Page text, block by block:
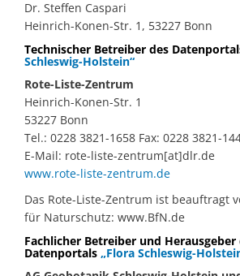
Dr. Steffen Caspari
Heinrich-Konen-Str. 1, 53227 Bonn
Technischer Betreiber des
Schleswig-Holstein“
Rote-Liste-Zentrum
Heinrich-Konen-Str. 1
53227 Bonn
Tel.: 0228 3821-1658 Fax: 0228 3821-
E-Mail: rote-liste-zentrum[at]dlr.de
www.rote-liste-zentrum.de
Das Rote-Liste-Zentrum ist beauftragt
für Naturschutz: www.BfN.de
Fachlicher Betreiber und Herausgeber
Datenportals „Flora Schleswig-